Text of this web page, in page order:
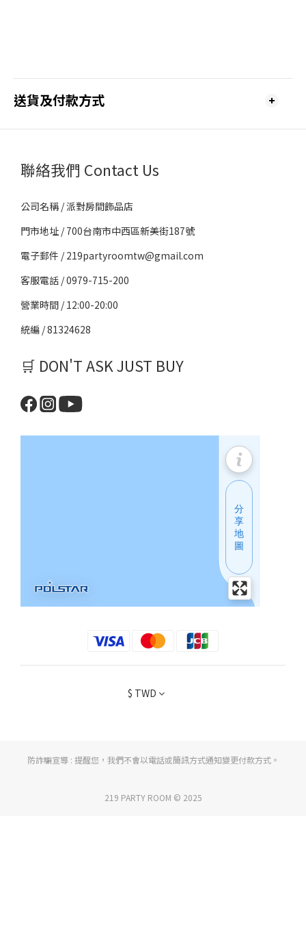
送貨及付款方式
聯絡我們 Contact Us
公司名稱 / 派對房間飾品店
門市地址 / 700台南市中西區新美街187號
電子郵件 / 219partyroomtw@gmail.com
客服電話 / 0979-715-200
營業時間 / 12:00-20:00
統編 / 81324628
🛒 DON'T ASK JUST BUY
$ TWD
防詐騙宣導 : 提醒您，我們不會以電話或簡訊方式通知變更付款方式。
219 PARTY ROOM © 2025